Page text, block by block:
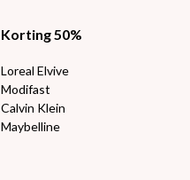
Korting 50%
Loreal Elvive
Modifast
Calvin Klein
Maybelline